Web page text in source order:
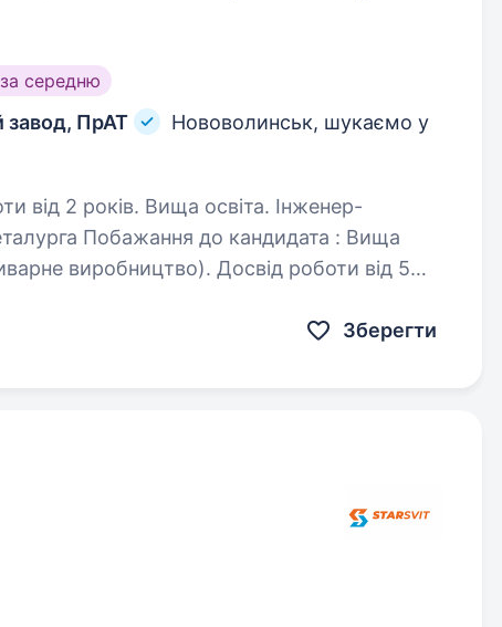
середню
завод, ПрАТ
Нововолинськ, шукаємо у
2 років. Вища освіта. Інженер-
Побажання до кандидата : Вища
Досвід роботи від 5
Зберегти